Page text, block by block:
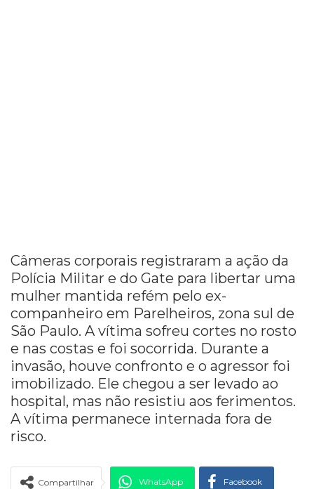
Câmeras corporais registraram a ação da
Polícia Militar e do Gate para libertar uma
mulher mantida refém pelo ex-
companheiro em Parelheiros, zona sul de
São Paulo. A vítima sofreu cortes no rosto
e nas costas e foi socorrida. Durante a
invasão, houve confronto e o agressor foi
imobilizado. Ele chegou a ser levado ao
hospital, mas não resistiu aos ferimentos.
A vítima permanece internada fora de
risco.
Compartilhar WhatsApp Facebook